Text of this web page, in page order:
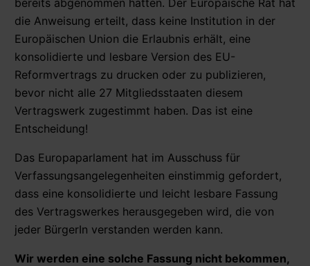
die Anweisung erteilt, dass keine Institution in der
Europäischen Union die Erlaubnis erhält, eine
konsolidierte und lesbare Version des EU-
Reformvertrags zu drucken oder zu publizieren,
bevor nicht alle 27 Mitgliedsstaaten diesem
Vertragswerk zugestimmt haben. Das ist eine
Entscheidung!
Das Europaparlament hat im Ausschuss für
Verfassungsangelegenheiten einstimmig gefordert,
dass eine konsolidierte und leicht lesbare Fassung
des Vertragswerkes herausgegeben wird, die von
jeder BürgerIn verstanden werden kann.
Wir werden eine solche Fassung nicht bekommen,